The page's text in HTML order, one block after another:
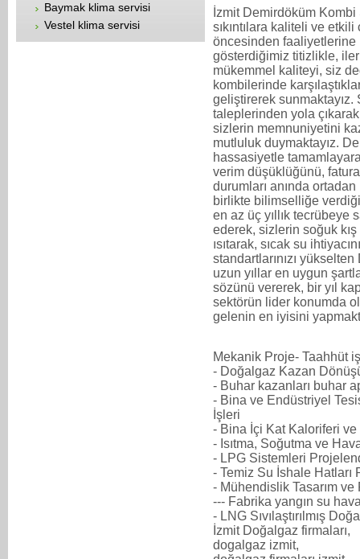
Baymak klima servisi
Vestel klima servisi
İzmit Demirdöküm Kombi
sıkıntılara kaliteli ve
öncesinden faaliyetlerine
gösterdiğimiz titizlikle,
mükemmel kaliteyi, siz
kombilerinde
geliştirerek
taleplerinden yola çıkarak
sizlerin memnuniyetini
mutluluk duymaktayız.
hassasiyetle
verim düşüklüğünü,
durumları anında
birlikte bilimselliğe
en az üç yıllık
ederek, sizlerin soğuk
ısıtarak, sıcak su
standartlarınızı
uzun yıllar en uygun
sözünü vererek, bir yıl
sektörün lider konumda
gelenin en iyisini
Mekanik Proje- Taahhüt
- Doğalgaz Kazan
- Buhar kazanları buhar
- Bina ve Endüstriyel
İşleri
- Bina İçi Kat Kaloriferi ve
- Isıtma, Soğutma ve
- LPG Sistemleri
- Temiz Su İshale Hatları
- Mühendislik Tasarım ve
--- Fabrika yangın su
- LNG Sıvılaştırılmış
İzmit Doğalgaz firmaları,
dogalgaz izmit,